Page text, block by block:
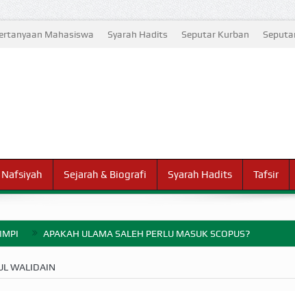
Mahasiswa Syarah Hadits Seputar Kurban
Nafsiyah Sejarah & Biografi Syarah Hadits Tafsir
APAKAH ULAMA SALEH PERLU MASUK SCOPUS?
WALIDAIN